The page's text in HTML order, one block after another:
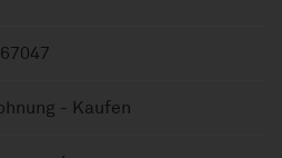
- Kaufen